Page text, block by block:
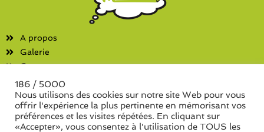
A propos
Galerie
Contact
Fanzines
Liste des associations
Liste des séries de fanzine
186 / 5000
Nous utilisons des cookies sur notre site Web pour vous
offrir l'expérience la plus pertinente en mémorisant vos
préférences et les visites répétées. En cliquant sur
«Accepter», vous consentez à l'utilisation de TOUS les